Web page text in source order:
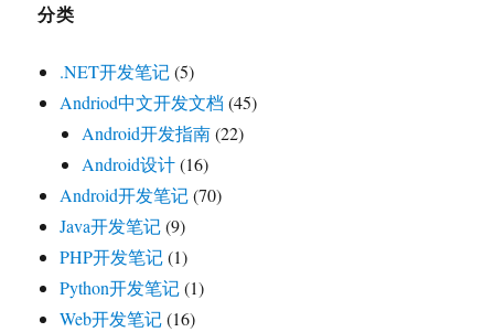
分类
.NET开发笔记(5)
Andriod中文开发文档 (45)
Android开发指南(22)
Android设计(16)
Android开发笔记(70)
Java开发笔记(9)
PHP开发笔记(1)
Python开发笔记(1)
Web开发笔记(16)